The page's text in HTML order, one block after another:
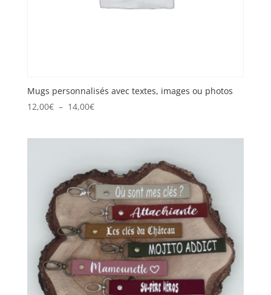
Mugs personnalisés avec textes, images ou photos
12,00€ – 14,00€Plage
14,00€